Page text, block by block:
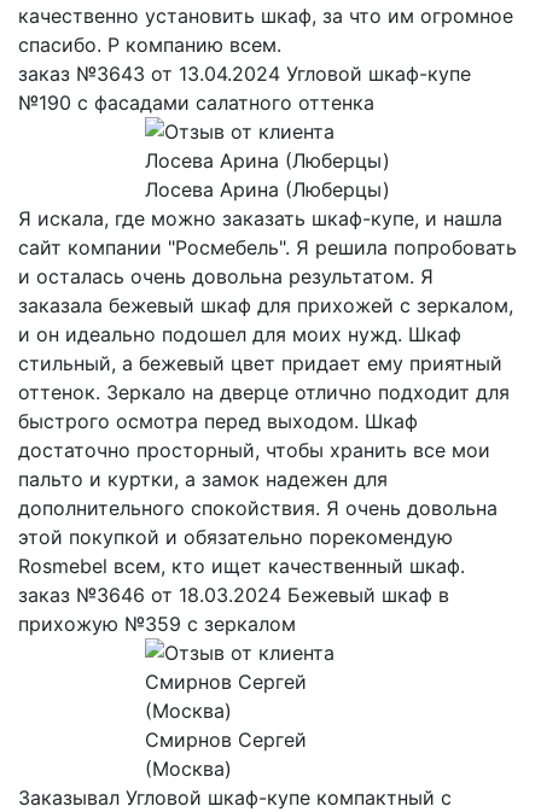
качественно установить шкаф, за что им огромное
спасибо. Р компанию всем.
заказ №3643 от 13.04.2024 Угловой шкаф-купе
№190 с фасадами салатного оттенка
Лосева Арина (Люберцы)
Я искала, где можно заказать шкаф-купе, и нашла
сайт компании "Росмебель". Я решила попробовать
и осталась очень довольна результатом. Я
заказала бежевый шкаф для прихожей с зеркалом,
и он идеально подошел для моих нужд. Шкаф
стильный, а бежевый цвет придает ему приятный
оттенок. Зеркало на дверце отлично подходит для
быстрого осмотра перед выходом. Шкаф
достаточно просторный, чтобы хранить все мои
пальто и куртки, а замок надежен для
дополнительного спокойствия. Я очень довольна
этой покупкой и обязательно порекомендую
Rosmebel всем, кто ищет качественный шкаф.
заказ №3646 от 18.03.2024 Бежевый шкаф в
прихожую №359 с зеркалом
Смирнов Сергей
(Москва)
Заказывал Угловой шкаф-купе компактный с